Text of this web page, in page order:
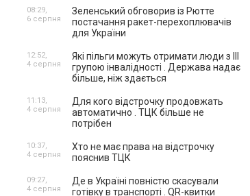
Зеленський обговорив із Рютте
постачання ракет-перехоплювачів
для України
08:29,
6 серпня
Які пільги можуть отримати люди з III
групою інвалідності . Держава надає
більше, ніж здається
12:52,
4 серпня
Для кого відстрочку продовжать
автоматично . ТЦК більше не
потрібен
11:13,
4 серпня
Хто не має права на відстрочку
пояснив ТЦК
10:37,
4 серпня
Де в Україні повністю скасували
готівку в транспорті . QR-квитки
09:27,
4 серпня